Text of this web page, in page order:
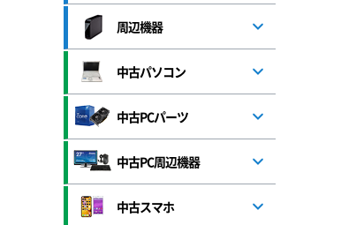
周辺機器
中古パソコン
中古PCパーツ
中古PC周辺機器
中古スマホ